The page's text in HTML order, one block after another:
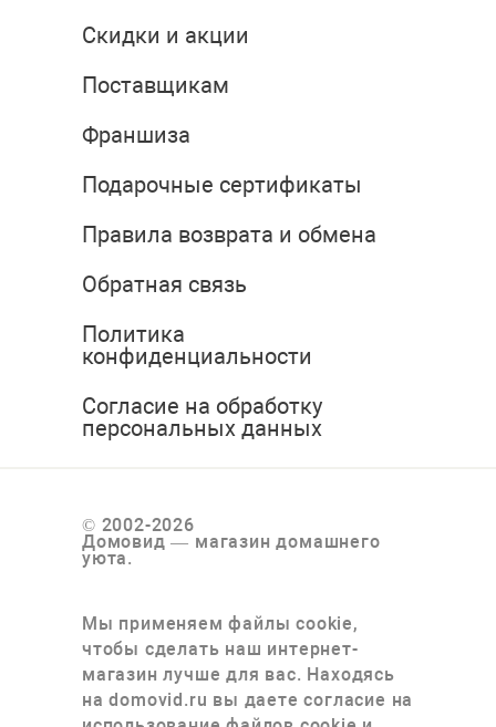
Скидки и акции
Поставщикам
Франшиза
Подарочные сертификаты
Правила возврата и обмена
Обратная связь
Политика
конфиденциальности
Согласие на обработку
персональных данных
© 2002-2026
Домовид — магазин домашнего
уюта.
Мы применяем файлы cookie,
чтобы сделать наш интернет-
магазин лучше для вас. Находясь
на domovid.ru вы даете согласие на